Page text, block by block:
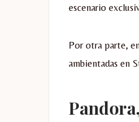
escenario
Por otra parte,
ambientadas en